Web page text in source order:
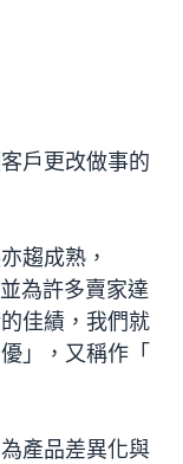
戶更改做事的
趨成熟，
為許多賣家達
佳績，我們就
」，又稱作「
產品差異化與